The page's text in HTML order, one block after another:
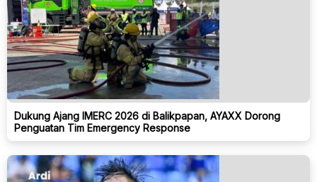
Dukung Ajang IMERC 2026 di Balikpapan, AYAXX Dorong
Penguatan Tim Emergency Response